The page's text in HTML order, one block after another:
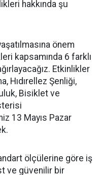
hakkında şu
önem
kapsamında 6 farklı
Etkinlikler
Hıdırellez Şenliği,
Bisiklet ve
13 Mayıs Pazar
ölçülerine göre iş
ve güvenilir bir